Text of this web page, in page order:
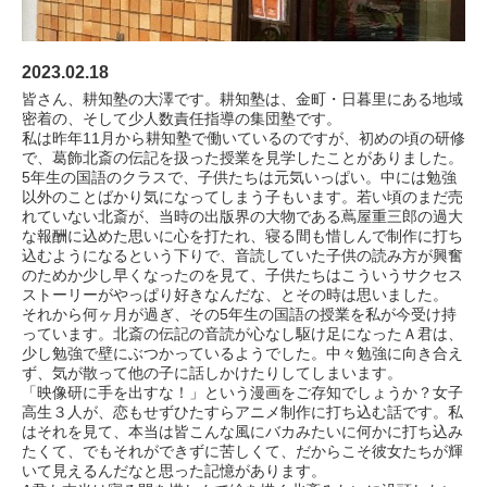
2023.02.18
皆さん、耕知塾の大澤です。耕知塾は、金町・日暮里にある地域
密着の、そして少人数責任指導の集団塾です。
私は昨年11月から耕知塾で働いているのですが、初めの頃の研修
で、葛飾北斎の伝記を扱った授業を見学したことがありました。
5年生の国語のクラスで、子供たちは元気いっぱい。中には勉強
以外のことばかり気になってしまう子もいます。若い頃のまだ売
れていない北斎が、当時の出版界の大物である蔦屋重三郎の過大
な報酬に込めた思いに心を打たれ、寝る間も惜しんで制作に打ち
込むようになるという下りで、音読していた子供の読み方が興奮
のためか少し早くなったのを見て、子供たちはこういうサクセス
ストーリーがやっぱり好きなんだな、とその時は思いました。
それから何ヶ月が過ぎ、その5年生の国語の授業を私が今受け持
っています。北斎の伝記の音読が心なし駆け足になったＡ君は、
少し勉強で壁にぶつかっているようでした。中々勉強に向き合え
ず、気が散って他の子に話しかけたりしてしまいます。
「映像研に手を出すな！」という漫画をご存知でしょうか？女子
高生３人が、恋もせずひたすらアニメ制作に打ち込む話です。私
はそれを見て、本当は皆こんな風にバカみたいに何かに打ち込み
たくて、でもそれができずに苦しくて、だからこそ彼女たちが輝
いて見えるんだなと思った記憶があります。